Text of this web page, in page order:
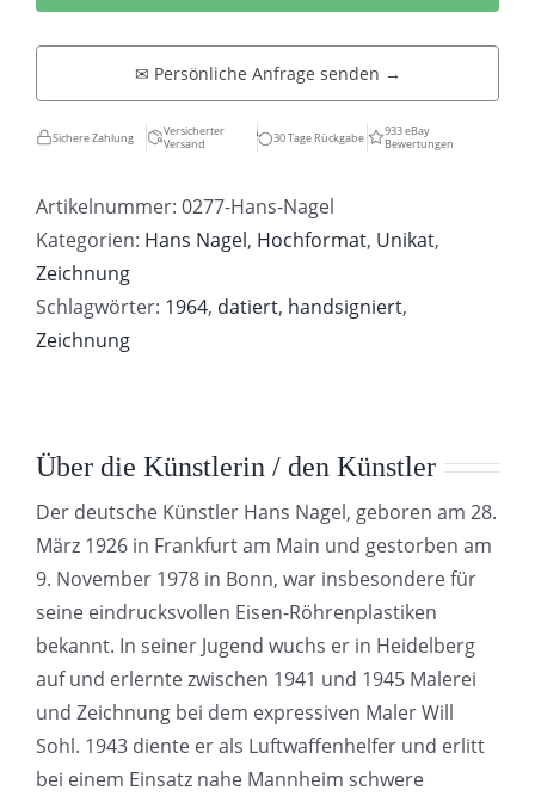
|
Reliefentwurf
Menge
✉ Persönliche Anfrage senden →
Sichere Zahlung
Versicherter
Versand
30 Tage Rückgabe
933 eBay
Bewertungen
Artikelnummer: 0277-Hans-Nagel
Kategorien: Hans Nagel, Hochformat, Unikat,
Zeichnung
Schlagwörter: 1964, datiert, handsigniert,
Zeichnung
Über die Künstlerin / den Künstler
Der deutsche Künstler Hans Nagel, geboren am 28.
März 1926 in Frankfurt am Main und gestorben am
9. November 1978 in Bonn, war insbesondere für
seine eindrucksvollen Eisen-Röhrenplastiken
bekannt. In seiner Jugend wuchs er in Heidelberg
auf und erlernte zwischen 1941 und 1945 Malerei
und Zeichnung bei dem expressiven Maler Will
Sohl. 1943 diente er als Luftwaffenhelfer und erlitt
bei einem Einsatz nahe Mannheim schwere